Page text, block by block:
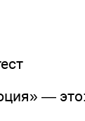
— это: